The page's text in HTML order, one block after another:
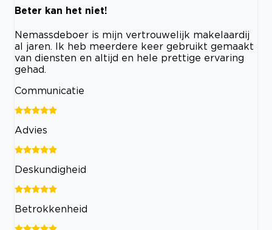
Beter kan het niet!
Nemassdeboer is mijn vertrouwelijk makelaardij
al jaren. Ik heb meerdere keer gebruikt gemaakt
van diensten en altijd en hele prettige ervaring
gehad.
Communicatie
Advies
Deskundigheid
Betrokkenheid